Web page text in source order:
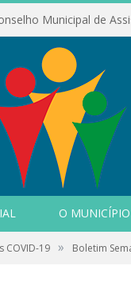
O MUNICÍPIO
COVID-19 » Boletim